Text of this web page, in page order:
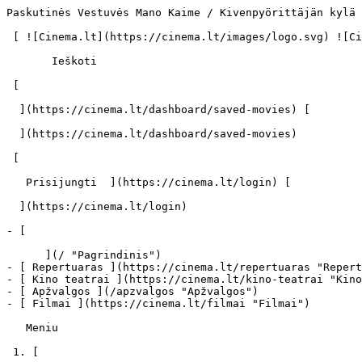
Paskutinės Vestuvės Mano Kaime / Kivenpyörittäjän kylä (1995) | Filmo online info - cinema.lt                            Ieškoti     

 [ ![Cinema.lt](https://cinema.lt/images/logo.svg) ![Cinema.lt](https://cinema.lt/images/favicon.svg) ](https://cinema.lt "Cinema.lt")

       Ieškoti     

 [  

  ](https://cinema.lt/dashboard/saved-movies) [  

  ](https://cinema.lt/dashboard/saved-movies)

 [  

   Prisijungti  ](https://cinema.lt/login) [  

  ](https://cinema.lt/login) 

- [  

      ](/ "Pagrindinis")
- [ Repertuaras ](https://cinema.lt/repertuaras "Repertuaras")
- [ Kino teatrai ](https://cinema.lt/kino-teatrai "Kino teatrai")
- [ Apžvalgos ](/apzvalgos "Apžvalgos")
- [ Filmai ](https://cinema.lt/filmai "Filmai")

   Meniu   

 1. [ 

      cinema.lt  ](/)
2. [  Filmai  ](https://cinema.lt/filmai)
3. Paskutinės Vestuvės Mano Kaime

   ![](https://cinema.lt/images/bookmarks/bookmark.svg)   

 [    ![Paskutinės Vestuvės Mano Kaime filmo online nuotraukos](https://s3.eu-central-1.amazonaws.com/cinema-lt/images/movies/poster/dbc6317d42615ef86e0ff7055a0cb8cc/c/j7DIhKR1Lnx2vtxm-2xl.webp)  ](https://s3.eu-central-1.amazonaws.com/cinema-lt/images/movies/poster/dbc6317d42615ef86e0ff7055a0cb8cc/c/j7DIhKR1Lnx2vtxm-full.jpg) 

   ![](https://cinema.lt/images/bookmarks/bookmark.svg)   

 [    ![Paskutinės Vestuvės Mano Kaime filmo online nuotraukos](https://s3.eu-central-1.amazonaws.com/cinema-lt/images/movies/poster/dbc6317d42615ef86e0ff7055a0cb8cc/c/j7DIhKR1Lnx2vtxm-2xl.webp)  ](https://s3.eu-central-1.amazonaws.com/cinema-lt/images/movies/poster/dbc6317d42615ef86e0ff7055a0cb8cc/c/j7DIhKR1Lnx2vtxm-full.jpg) 

Paskutinės Vestuvės Mano Kaime Kivenpyörittäjän kylä Kivenpyörittäjän Kylä 
===========================================================================

 [ Drama ](https://cinema.lt/zanrai/dramos "Drama") [ Komedija ](https://cinema.lt/zanrai/komedijos "Komedija") 

 1 val. 31 min. 

 [  Filmo informacija   

  ](#storyline-with-details) 

 [ Drama ](https://cinema.lt/zanrai/dramos "Drama") [ Komedija ](https://cinema.lt/zanrai/komedijos "Komedija") 

 [ Premjera 1995 m. vasario 17 d. 

 Nerodomas kino teatruose 

 ](#repertoire) 

 Dalintis

 [ ![Facebook](https://cinema.lt/images/socials/facebook_icon_white.svg) ](https://www.facebook.com/sharer/sharer.php?u=https%3A%2F%2Fcinema.lt%2Ffilmai%2Fpaskutines-vestuves-mano-kaime)[ ![Messenger](https://cinema.lt/images/socials/messenger_icon_white.svg) ](https://www.facebook.com/dialog/send?link=https%3A%2F%2Fcinema.lt%2Ffilmai%2Fpaskutines-vestuves-mano-kaime&redirect_uri=https%3A%2F%2Fcinema.lt%2Ffilmai%2Fpaskutines-vestuves-mano-kaime)[ ![LinkedIn](https://cinema.lt/images/socials/linkedin_icon_white.svg) ](https://www.linkedin.com/sharing/share-offsite/?url=https%3A%2F%2Fcinema.lt%2Ffilmai%2Fpaskutines-vestuves-mano-kaime)  

  Kino mėgėjų įvertinimas  

  N/A  

   Įvertinti   

 Premjera 1995 m. vasario 17 d. 

 Nerodomas kino teatruose 

 Nerodomas kino teatruose 

  Kino mėgėjų įvertinimas  

  N/A  

   Įvertinti   

 Dalintis

 [ ![Facebook](https://cinema.lt/images/socials/facebook_icon_white.svg) ](https://www.facebook.com/sharer/sharer.php?u=https%3A%2F%2Fcinema.lt%2Ffilmai%2Fpaskutines-vestuves-mano-kaime)[ ![Messenger](https://cinema.lt/images/socials/messenger_icon_white.svg) ](https://www.facebook.com/dialog/send?link=https%3A%2F%2Fcinema.lt%2Ffilmai%2Fpaskutines-vestuves-mano-kaime&redirect_uri=https%3A%2F%2Fcinema.lt%2Ffilmai%2Fpaskutines-vestuves-mano-kaime)[ ![LinkedIn](https://cinema.lt/images/socials/linkedin_icon_white.svg) ](https://www.linkedin.com/sharing/share-offsite/?url=https%3A%2F%2Fcinema.lt%2Ffilmai%2Fpaskutines-vestuves-mano-kaime)  

 [ Siužetas ](#storyline-with-details) 
---------------------------------------

Apdovanojimai – „Jussi“ apdovanojimai (Suomija) už geriausią režisūrą, geriausią filmą, geriausiam antro plano aktoriui; Šiaurės kino festivalio Ruene Didžiosios žiuri apdovanojimas; Lokarno tarptautinio kino festivalio „Auksinis leopardas“.

„Paskutinės vestuvės mano